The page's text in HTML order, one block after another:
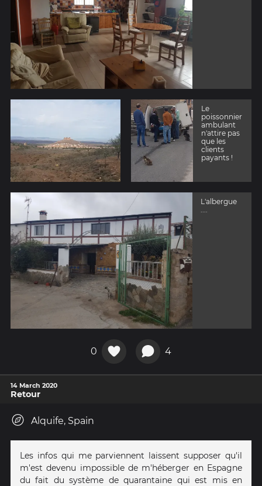
Le
poissonnier
ambulant
n'attire pas
que les
clients
payants !
L'albergue
....
0 4
14 March 2020
Retour
Alquife, Spain
Les infos qui me parviennent laissent supposer qu'il
m'est devenu impossible de m'héberger en Espagne
du fait du système de quarantaine qui est mis en